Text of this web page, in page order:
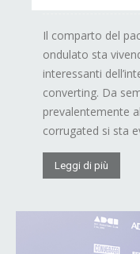
Il comparto del
ondulato sta
interessanti
converting. Da
prevalentemente
corrugated si sta
Leggi di più